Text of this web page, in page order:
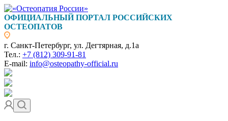
ОФИЦИАЛЬНЫЙ ПОРТАЛ РОССИЙСКИХ
ОСТЕОПАТОВ
г. Санкт-Петербург, ул. Дегтярная, д.1а
Тел.: +7 (812) 309-91-81
E-mail: info@osteopathy-official.ru